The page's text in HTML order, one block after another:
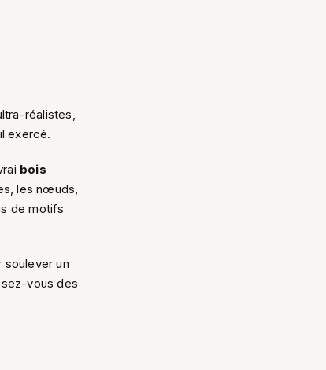
réalistes,
exercé.
bois
les nœuds,
de motifs
soulever un
vous des